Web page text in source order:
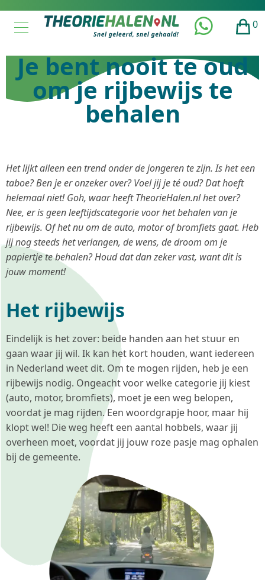
0
Je bent nooit te oud
om je rijbewijs te
behalen
Het lijkt alleen een trend onder de jongeren te zijn. Is het een
taboe? Ben je er onzeker over? Voel jij je té oud? Dat hoeft
helemaal niet! Goh, waar heeft TheorieHalen.nl het over?
Nee, er is geen leeftijdscategorie voor het behalen van je
rijbewijs. Of het nu om de auto, motor of bromfiets gaat. Heb
jij nog steeds het verlangen, de wens, de droom om je
papiertje te behalen? Houd dat dan zeker vast, want dit is
jouw moment!
Het rijbewijs
Eindelijk is het zover: beide handen aan het stuur en
gaan waar jij wil. Ik kan het kort houden, want iedereen
in Nederland weet dit. Om te mogen rijden, heb je een
rijbewijs nodig. Ongeacht voor welke categorie jij kiest
(auto, motor, bromfiets), moet je een weg belopen,
voordat je mag rijden. Een woordgrapje hoor, maar hij
klopt wel! Die weg heeft een aantal hobbels, waar jij
overheen moet, voordat jij jouw roze pasje mag ophalen
bij de gemeente.